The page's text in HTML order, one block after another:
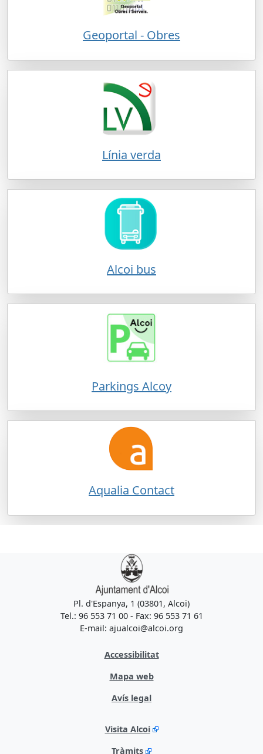
Geoportal - Obres
Línia verda
Alcoi bus
Parkings Alcoy
Aqualia Contact
Pl. d'Espanya, 1 (03801, Alcoi)
Tel.: 96 553 71 00 - Fax: 96 553 71 61
E-mail: ajualcoi@alcoi.org
Accessibilitat
Mapa web
Avís legal
Visita Alcoi
Tràmits